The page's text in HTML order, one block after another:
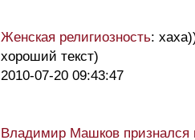
Женская религиозность:
хороший текст)
2010-07-20 09:43:47
Владимир Машков признался